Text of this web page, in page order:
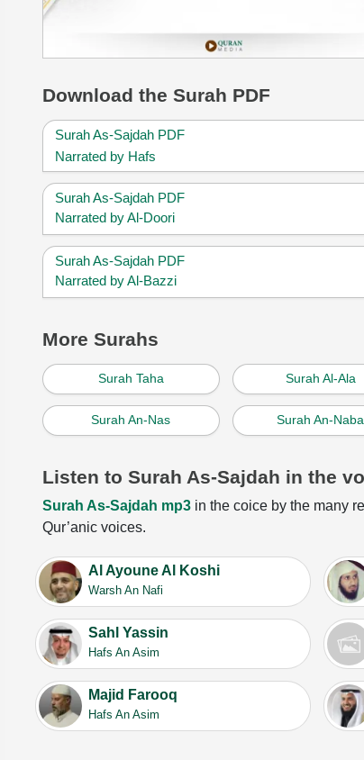
Download the Surah PDF
Surah As-Sajdah PDF
Narrated by Hafs
Surah As-Sajdah PDF
Narrated by Al-Doori
Surah As-Sajdah PDF
Narrated by Al-Bazzi
More Surahs
Surah Taha Surah Al-Ala
Surah An-Nas Surah An-Naba
Listen to Surah As-Sajdah in the
Surah As-Sajdah mp3 in the coice by the many
Qur’anic voices.
Al Ayoune Al Koshi
Warsh An Nafi
Sahl Yassin
Hafs An Asim
Majid Farooq
Hafs An Asim